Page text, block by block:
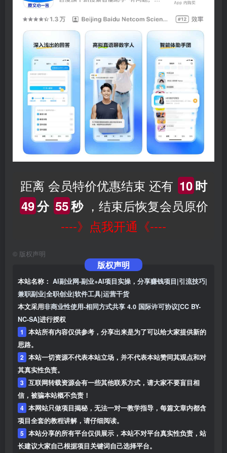
距离 会员特价优惠结束 还有 10时
49分 55秒，结束后恢复会员原价
----》点我开通《----
© 版权声明
版权声明
本站名称： AI副业网-副业+AI项目实操，分享赚钱项目|引流技巧|
兼职副业|全职创业|软件工具|运营干货
本文采用非商业性使用-相同方式共享 4.0 国际许可协议[CC BY-
NC-SA]进行授权
1
本站所有内容仅供参考，分享出来是为了可以给大家提供新的
思路。
2 本站一切资源不代表本站立场，并不代表本站赞同其观点和对
其真实性负责。
3 互联网转载资源会有一些其他联系方式，请大家不要盲目相
信，被骗本站概不负责！
4 本网站只做项目揭秘，无法一对一教学指导，每篇文章内都含
项目全套的教程讲解，请仔细阅读。
5 本站分享的所有平台仅供展示，本站不对平台真实性负责，站
长建议大家自己根据项目关键词自己选择平台。